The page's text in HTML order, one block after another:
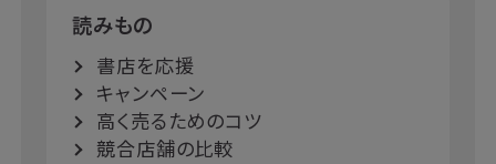
読みもの
書店を応援
キャンペーン
高く売るためのコツ
競合店舗の比較